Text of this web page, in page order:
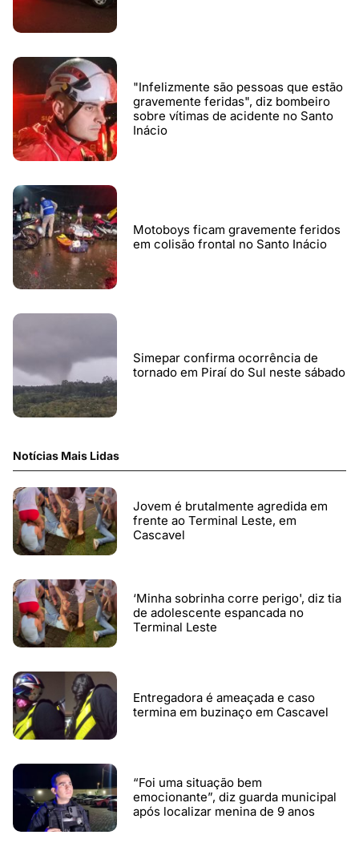
"Infelizmente são pessoas que estão
gravemente feridas", diz bombeiro
sobre vítimas de acidente no Santo
Inácio
Motoboys ficam gravemente feridos
em colisão frontal no Santo Inácio
Simepar confirma ocorrência de
tornado em Piraí do Sul neste sábado
Notícias Mais Lidas
Jovem é brutalmente agredida em
frente ao Terminal Leste, em
Cascavel
‘Minha sobrinha corre perigo', diz tia
de adolescente espancada no
Terminal Leste
Entregadora é ameaçada e caso
termina em buzinaço em Cascavel
“Foi uma situação bem
emocionante”, diz guarda municipal
após localizar menina de 9 anos